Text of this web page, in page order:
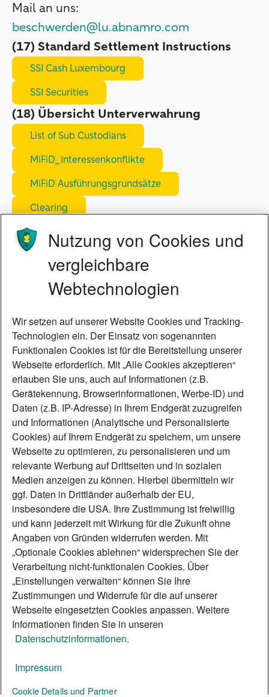
Mail an uns:
beschwerden@lu.abnamro.com
(17) Standard Settlement Instructions
SSI Cash Luxembourg
SSI Securities
(18) Übersicht Unterverwahrung
List of Sub Custodians
MiFiD_Interessenkonflikte
MiFiD Ausführungsgrundsätze
Clearing
Pricing
(19) FAQ Gesetze zur Umsetzung der
zweiten Aktionärsrichtlinie
(20) PSD 2
Zahlungsdienstrichtlinie
Informationsblatt Ihre Rechte bei europaweiten
Zahlungen
TPP Dokumentation
(21) Hinweisgebersystem
Die ABN AMRO Gruppe will "gemeinsam
Zeichen setzen". Dies bedeutet
richtungsweisend zu agieren. ABN
AMRO@WARD wurde als unabhängiges
Hinweisgebersystem implementiert, um
illegalem und unethischem Verhalten
entgegenzuwirken und dies aufzudecken.
Hinweisgebersystem
Nutzung von Cookies und
vergleichbare
Webtechnologien
Wir setzen auf unserer Website Cookies und Tracking-
Technologien ein. Der Einsatz von sogenannten
Funktionalen Cookies ist für die Bereitstellung unserer
Webseite erforderlich. Mit „Alle Cookies akzeptieren“
erlauben Sie uns, auch auf Informationen (z.B.
Gerätekennung, Browserinformationen, Werbe-ID) und
Daten (z.B. IP-Adresse) in Ihrem Endgerät zuzugreifen
und Informationen (Analytische und Personalisierte
Cookies) auf Ihrem Endgerät zu speichern, um unsere
Webseite zu optimieren, zu personalisieren und um
relevante Werbung auf Drittseiten und in sozialen
Medien anzeigen zu können. Hierbei übermitteln wir
ggf. Daten in Drittländer außerhalb der EU,
insbesondere die USA. Ihre Zustimmung ist freiwillig
und kann jederzeit mit Wirkung für die Zukunft ohne
Angaben von Gründen widerrufen werden. Mit
„Optionale Cookies ablehnen“ widersprechen Sie der
Verarbeitung nicht-funktionalen Cookies. Über
„Einstellungen verwalten“ können Sie Ihre
Zustimmungen und Widerrufe für die auf unserer
Webseite eingesetzten Cookies anpassen. Weitere
Informationen finden Sie in unseren
Datenschutzinformationen.
Impressum
Cookie Details und Partner